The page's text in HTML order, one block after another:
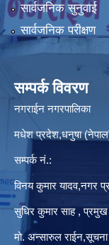
सार्वजनिक सुनुवाई
सार्वजनिक परीक्षण
सम्पर्क विवरण
नगराईन नगरपालिका
मधेश प्रदेश,धनुषा
सम्पर्क नं.:
विनय कुमार
सुधिर कुमार साह ,
मो. अन्सारुल